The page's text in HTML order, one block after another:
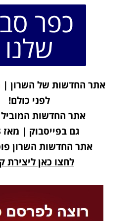
כפר
שלנו
אתר החדשות של השרון |
לפני כולם!
אתר החדשות המוביל
גם בפייסבוק | מאז 2013
אתר החדשות השרון פוסט
לחצו כאן ליצירת